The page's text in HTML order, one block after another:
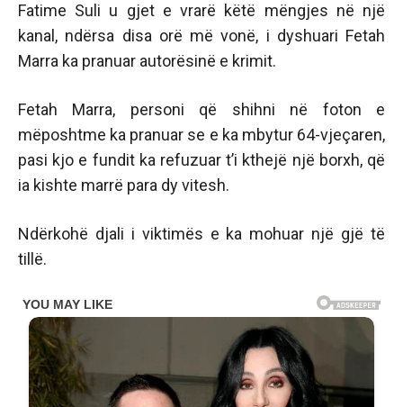
Fatime Suli u gjet e vrarë këtë mëngjes në një
kanal, ndërsa disa orë më vonë, i dyshuari Fetah
Marra ka pranuar autorësinë e krimit.
Fetah Marra, personi që shihni në foton e
mëposhtme ka pranuar se e ka mbytur 64-vjeçaren,
pasi kjo e fundit ka refuzuar t’i kthejë një borxh, që
ia kishte marrë para dy vitesh.
Ndërkohë djali i viktimës e ka mohuar një gjë të
tillë.